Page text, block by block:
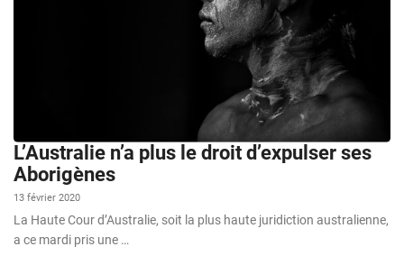
L’Australie n’a plus le droit d’expulser ses
Aborigènes
13 février 2020
La Haute Cour d’Australie, soit la plus haute juridiction australienne,
a ce mardi pris une …